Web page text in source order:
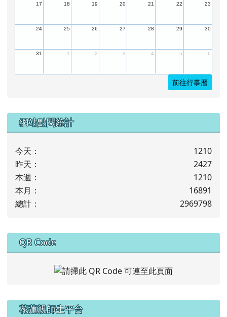
17 18 19 20 21 22 23
24 25 26 27 28 29 30
31 1 2 3 4 5 6
前往行事曆
下中左區域內容
網站點閱統計
今天：
1210
昨天：
2427
本週：
1210
本月：
16891
總計：
2969798
下中右區域內容
QR Code
左邊區域內容
花蓮親師生平台